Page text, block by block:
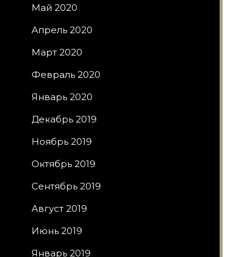
Май 2020
Апрель 2020
Март 2020
Февраль 2020
Январь 2020
Декабрь 2019
Ноябрь 2019
Октябрь 2019
Сентябрь 2019
Август 2019
Июнь 2019
Январь 2019